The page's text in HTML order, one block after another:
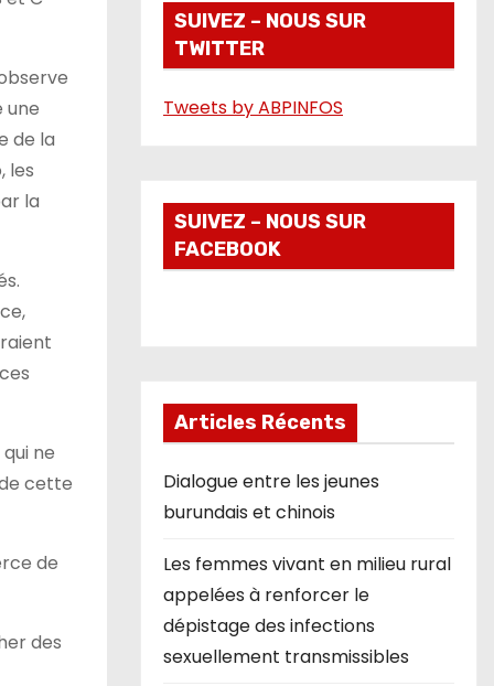
une
de la
les
la
ne
cette
de
des
o
SUIVEZ – NOUS SUR
TWITTER
Tweets by ABPINFOS
SUIVEZ – NOUS SUR
FACEBOOK
Articles Récents
Dialogue entre les jeunes
burundais et chinois
Les femmes vivant en milieu rural
appelées à renforcer le
dépistage des infections
sexuellement transmissibles